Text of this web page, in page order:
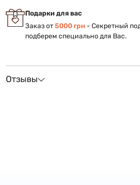
Подарки для вас
Заказ от5000 грн - Секретный
подберем специально для Вас.
Отзывы